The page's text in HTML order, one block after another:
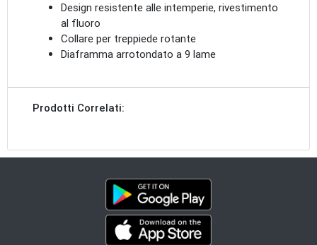
Design resistente alle intemperie, rivestimento
al fluoro
Collare per treppiede rotante
Diaframma arrotondato a 9 lame
Prodotti Correlati: